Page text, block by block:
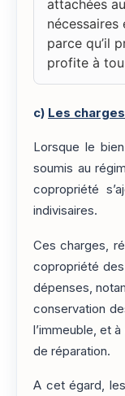
attachées
parce qu’il
profite à
c) Les
Lorsque le
soumis au
copropriété
indivisaires.
Ces charges,
copropriété
dépenses,
conservation
l’immeuble, et
de réparation.
A cet égard,